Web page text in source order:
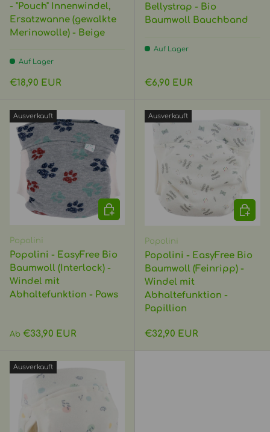
- "Pouch" Innenwindel,
Ersatzwanne (gewalkte
Merinowolle) - Beige
Auf Lager
Normaler Preis
€18,90 EUR
Bellystrap - Bio
Baumwoll Bauchband
Auf Lager
Normaler Preis
€6,90 EUR
Ausverkauft
Popolini
Popolini - EasyFree Bio
Baumwoll (Interlock) -
Windel mit
Abhaltefunktion - Paws
Normaler Preis
Ab €33,90 EUR
OPTIONEN AUSWÄHLEN
Ausverkauft
Popolini
Popolini - EasyFree Bio
Baumwoll (Feinripp) -
Windel mit
Abhaltefunktion -
Papillion
Normaler Preis
€32,90 EUR
Ausverkauft